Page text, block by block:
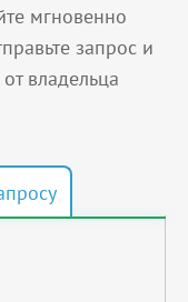
мгновенно
запрос и
владельца